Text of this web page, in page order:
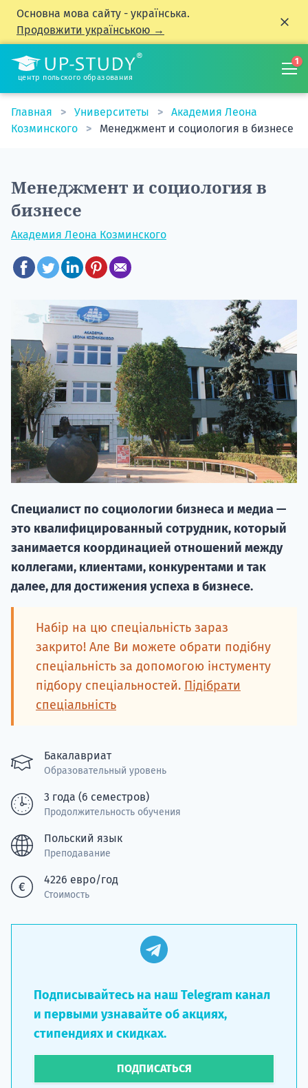
Основна мова сайту - українська.
Продовжити українською →
центр польского образования
1
Главная Университеты
Академия Леона
Козминского
Менеджмент и социология в бизнесе
Менеджмент и социология в
бизнесе
Академия Леона Козминского
Специалист по социологии бизнеса и медиа —
это квалифицированный сотрудник, который
занимается координацией отношений между
коллегами, клиентами, конкурентами и так
далее, для достижения успеха в бизнесе.
Набір на цю спеціальність зараз
закрито! Але Ви можете обрати подібну
спеціальність за допомогою інстументу
підбору спеціальностей. Підібрати
спеціальність
Бакалавриат
Образовательный уровень
3 года (6 семестров)
Продолжительность обучения
Польский язык
Преподавание
4226 евро/год
Стоимость
Подписывайтесь на наш Telegram канал
и первыми узнавайте об акциях,
стипендиях и скидках.
ПОДПИСАТЬСЯ
НАБОР